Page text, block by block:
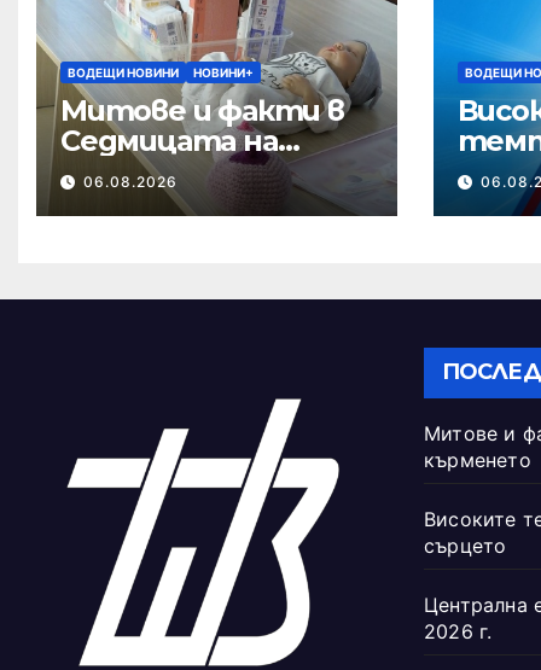
ВОДЕЩИ НОВИНИ НОВИНИ+
Митове и факти в
Седмицата на
кърменето
06.08.2026
ВОДЕЩИ
Митове и
кърменето
Високите
сърцето
Централна
2026 г.